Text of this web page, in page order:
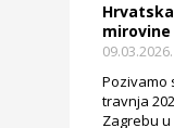
mirovine
09.03.2026.
Pozivamo
travnja
Zagrebu u